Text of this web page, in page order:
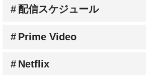
Prime Video
Netflix